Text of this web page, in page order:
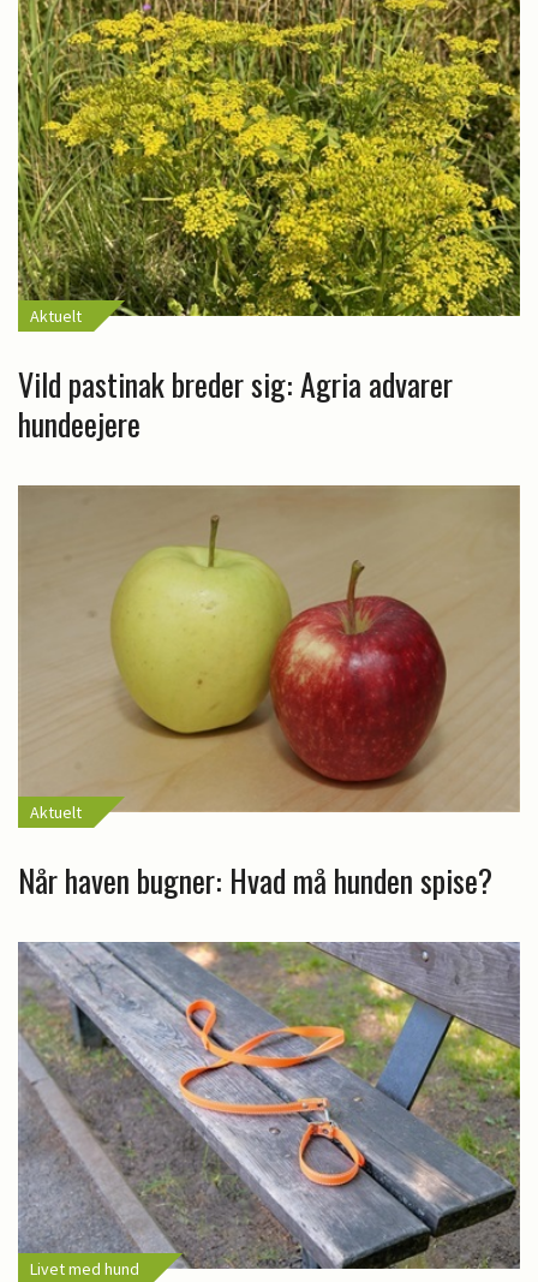
Aktuelt
Vild pastinak breder sig: Agria advarer
hundeejere
Aktuelt
Når haven bugner: Hvad må hunden spise?
Livet med hund